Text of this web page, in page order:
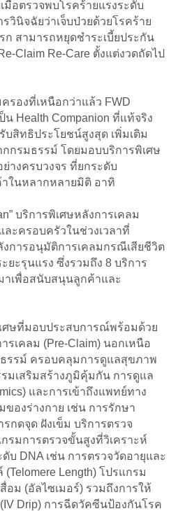
มื่อตรวจพบโรคร้ายแรงระดับ
วินิจฉัยว่าเจ็บป่วยด้วยโรคร้าย
ก สามารถหยุดชำระเบี้ยประกัน
Claim Re-Care ตั้งแต่งวดถัดไป
รองที่เหนือกว่าแล้ว FWD
Health Companion ที่แท้จริง
บสิทธิประโยชน์สูงสุด เพิ่มเติม
กรมธรรม์ โดยมอบบริการพิเศษ
างครบวงจร ที่ยกระดับ
ในหลากหลายมิติ อาทิ
บริการพิเศษหลังการเคลม
ะครอบครัวในช่วงเวลาที่
การอนุมัติการเคลมกรณีเสียชีวิต
ยะรุนแรง ซึ่งรวมถึง 8 บริการ
าเพื่อสนับสนุนลูกค้าและ
เศษที่มอบประสบการณ์พร้อมด้วย
เคลม (Pre-Claim) นอกเหนือ
รรม์ ครอบคลุมการดูแลสุขภาพ
มเสริมสร้างภูมิคุ้มกัน การดูแล
และการเข้าถึงแพทย์ทาง
ของร่างกาย เช่น การรักษา
กดจุด ฝังเข็ม บริการตรวจ
รมการตรวจขั้นสูงที่วิเคราะห์
บ DNA เช่น การตรวจวัดอายุและ
Length) โปรแกรม
อม (อัลไซเมอร์) รวมถึงการให้
Drip) การฉีดวัคซีนป้องกันโรค